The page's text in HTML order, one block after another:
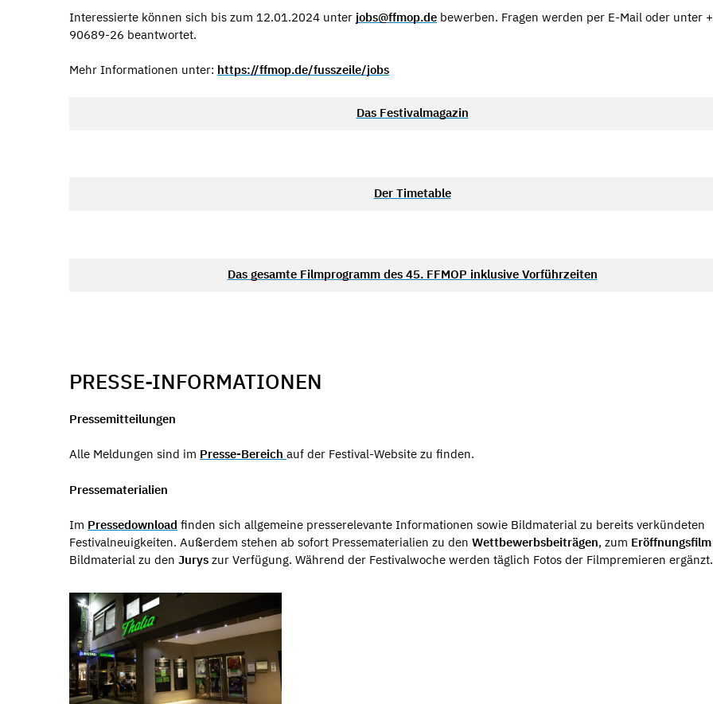
Interessierte können sich bis zum 12.01.2024 unter jobs@ffmop.de bewerben. Fragen werden per E-Mail oder unter
90689-26 beantwortet.
Mehr Informationen unter: https://ffmop.de/fusszeile/jobs
Das Festivalmagazin
Der Timetable
Das gesamte Filmprogramm des 45. FFMOP inklusive Vorführzeiten
PRESSE-INFORMATIONEN
Pressemitteilungen
Alle Meldungen sind im Presse-Bereich auf der Festival-Website zu finden.
Pressematerialien
Im Pressedownload finden sich allgemeine presserelevante Informationen sowie Bildmaterial zu bereits verkündeten
Festivalneuigkeiten. Außerdem stehen ab sofort Pressematerialien zu den Wettbewerbsbeiträgen, zum Eröffnungsfilm
Bildmaterial zu den Jurys zur Verfügung. Während der Festivalwoche werden täglich Fotos der Filmpremieren ergänzt.